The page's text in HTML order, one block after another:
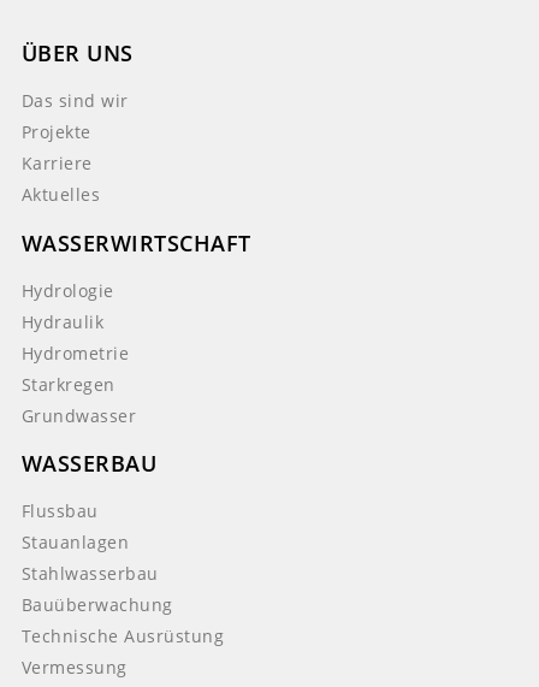
ÜBER UNS
Das sind wir
Projekte
Karriere
Aktuelles
WASSERWIRTSCHAFT
Hydrologie
Hydraulik
Hydrometrie
Starkregen
Grundwasser
WASSERBAU
Flussbau
Stauanlagen
Stahlwasserbau
Bauüberwachung
Technische Ausrüstung
Vermessung